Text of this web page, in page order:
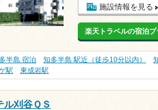
施設情報を見る
楽天トラベルの宿泊プ
半島 宿泊 知多半島 駅近（徒歩10分以内）
駅
東成岩駅
ル刈谷ＱＳ